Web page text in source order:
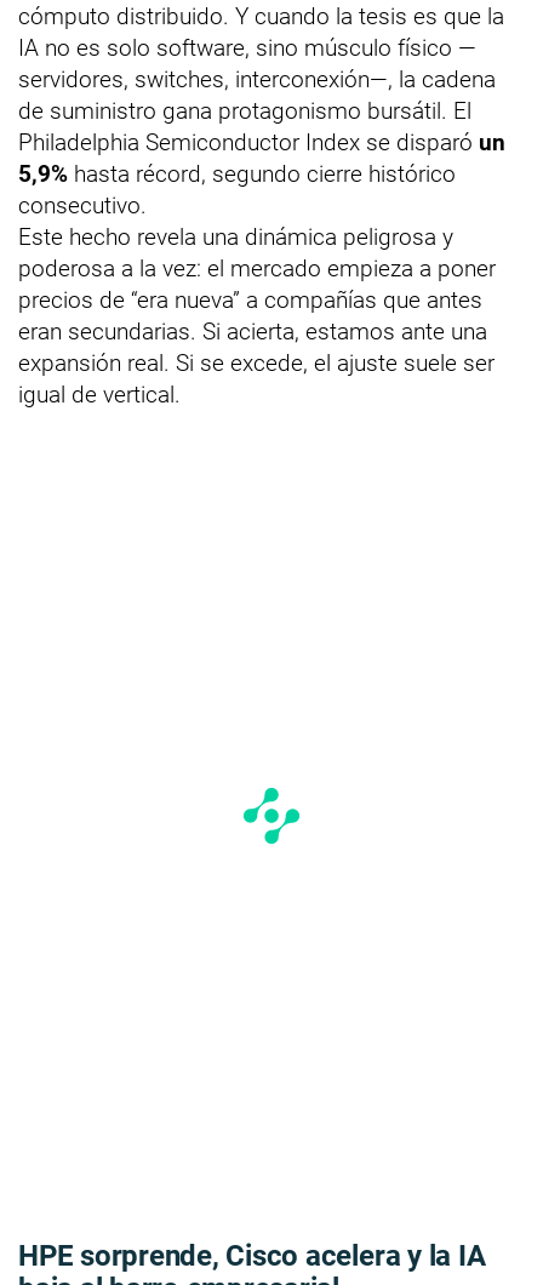
cómputo distribuido. Y cuando la tesis es que la
IA no es solo software, sino músculo físico —
servidores, switches, interconexión—, la cadena
de suministro gana protagonismo bursátil. El
Philadelphia Semiconductor Index se disparó un
5,9% hasta récord, segundo cierre histórico
consecutivo.
Este hecho revela una dinámica peligrosa y
poderosa a la vez: el mercado empieza a poner
precios de “era nueva” a compañías que antes
eran secundarias. Si acierta, estamos ante una
expansión real. Si se excede, el ajuste suele ser
igual de vertical.
HPE sorprende, Cisco acelera y la IA